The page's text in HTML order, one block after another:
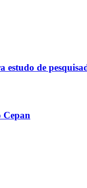
estudo de
Cepan